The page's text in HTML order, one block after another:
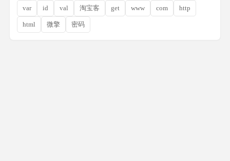
var id val 淘宝客 get www com http
html 微擎 密码